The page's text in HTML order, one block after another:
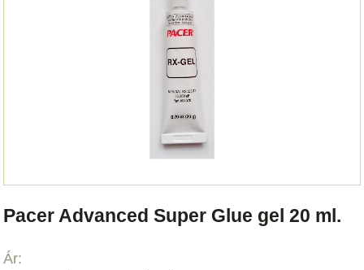
Pacer Advanced Super Glue gel 20 ml.
Ár: